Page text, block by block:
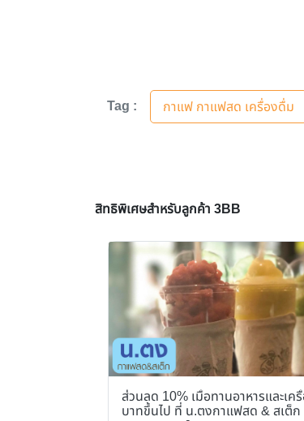
Tag : กาแฟ กาแฟสด เครื่องดื่ม
สิทธิพิเศษสำหรับลูกค้า 3BB
ส่วนลด 10% เมื่อทานอาหารและเค
บาทขึ้นไป ที่ น.ตงกาแฟสด & สเต็ก